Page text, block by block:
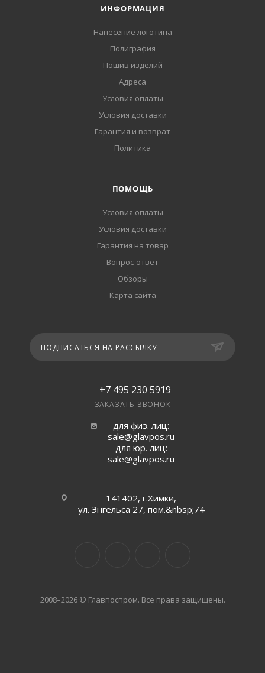
ИНФОРМАЦИЯ
Нанесение логотипа
Полиграфия
Пошив изделий
Адреса
Условия оплаты
Условия доставки
Гарантия и возврат
Политика
ПОМОЩЬ
Условия оплаты
Условия доставки
Гарантия на товар
Вопрос-ответ
Обзоры
Карта сайта
ПОДПИСАТЬСЯ НА РАССЫЛКУ
+7 495 230 5919
ЗАКАЗАТЬ ЗВОНОК
для физ. лиц:
sale@glavpos.ru
для юр. лиц:
sale@glavpos.ru
141402, г.Химки,
ул. Энгельса 27, пом.&nbsp;74
2008–2026 © Главпоспром. Все права защищены.